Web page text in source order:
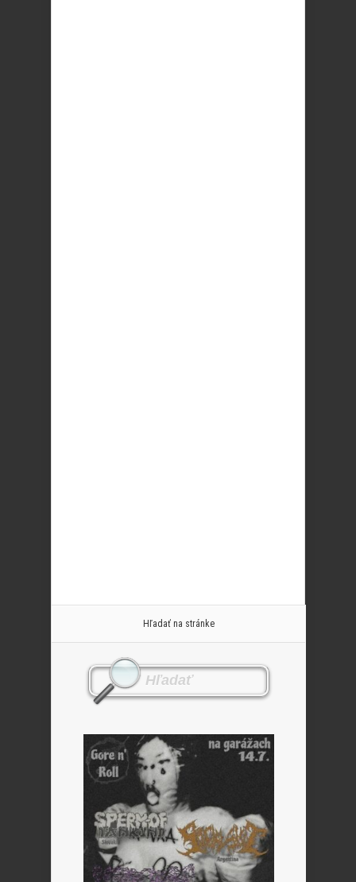
Hľadať na stránke